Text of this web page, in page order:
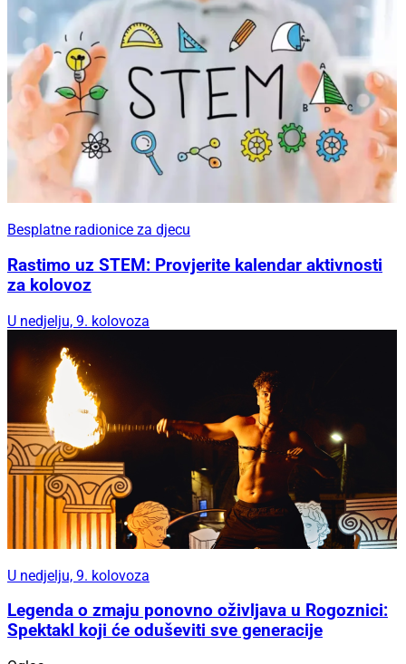
Besplatne radionice za djecu
Rastimo uz STEM: Provjerite kalendar aktivnosti
za kolovoz
U nedjelju, 9. kolovoza
U nedjelju, 9. kolovoza
Legenda o zmaju ponovno oživljava u Rogoznici:
Spektakl koji će oduševiti sve generacije